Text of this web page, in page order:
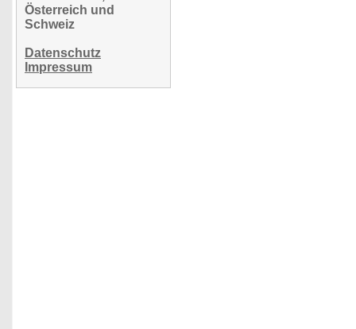
Österreich und
Schweiz
Datenschutz
Impressum